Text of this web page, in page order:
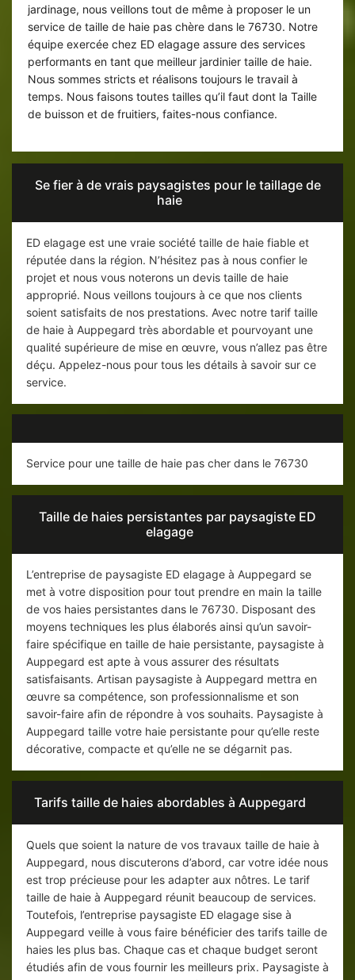
jardinage, nous veillons tout de même à proposer le un
service de taille de haie pas chère dans le 76730. Notre
équipe exercée chez ED elagage assure des services
performants en tant que meilleur jardinier taille de haie.
Nous sommes stricts et réalisons toujours le travail à
temps. Nous faisons toutes tailles qu’il faut dont la Taille
de buisson et de fruitiers, faites-nous confiance.
Se fier à de vrais paysagistes pour le taillage de
haie
ED elagage est une vraie société taille de haie fiable et
réputée dans la région. N’hésitez pas à nous confier le
projet et nous vous noterons un devis taille de haie
approprié. Nous veillons toujours à ce que nos clients
soient satisfaits de nos prestations. Avec notre tarif taille
de haie à Auppegard très abordable et pourvoyant une
qualité supérieure de mise en œuvre, vous n’allez pas être
déçu. Appelez-nous pour tous les détails à savoir sur ce
service.
Service pour une taille de haie pas cher dans le 76730
Taille de haies persistantes par paysagiste ED
elagage
L’entreprise de paysagiste ED elagage à Auppegard se
met à votre disposition pour tout prendre en main la taille
de vos haies persistantes dans le 76730. Disposant des
moyens techniques les plus élaborés ainsi qu’un savoir-
faire spécifique en taille de haie persistante, paysagiste à
Auppegard est apte à vous assurer des résultats
satisfaisants. Artisan paysagiste à Auppegard mettra en
œuvre sa compétence, son professionnalisme et son
savoir-faire afin de répondre à vos souhaits. Paysagiste à
Auppegard taille votre haie persistante pour qu’elle reste
décorative, compacte et qu’elle ne se dégarnit pas.
Tarifs taille de haies abordables à Auppegard
Quels que soient la nature de vos travaux taille de haie à
Auppegard, nous discuterons d’abord, car votre idée nous
est trop précieuse pour les adapter aux nôtres. Le tarif
taille de haie à Auppegard réunit beaucoup de services.
Toutefois, l’entreprise paysagiste ED elagage sise à
Auppegard veille à vous faire bénéficier des tarifs taille de
haies les plus bas. Chaque cas et chaque budget seront
étudiés afin de vous fournir les meilleurs prix. Paysagiste à